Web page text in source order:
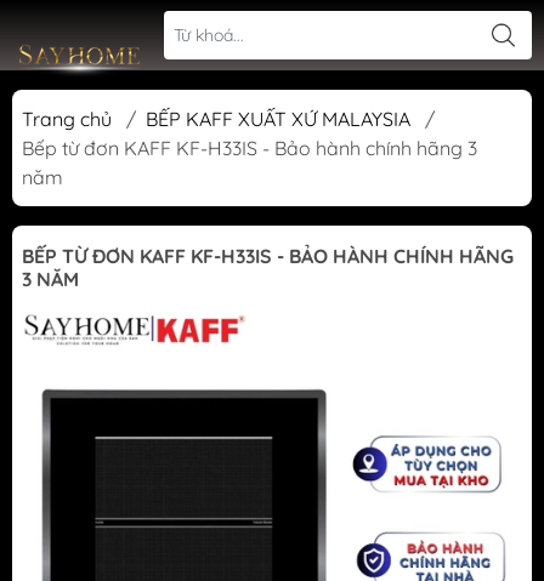
Trang chủ / BẾP KAFF XUẤT XỨ MALAYSIA
/
Bếp từ đơn KAFF KF-H33IS - Bảo hành chính hãng 3
năm
BẾP TỪ ĐƠN KAFF KF-H33IS - BẢO HÀNH CHÍNH HÃNG
3 NĂM